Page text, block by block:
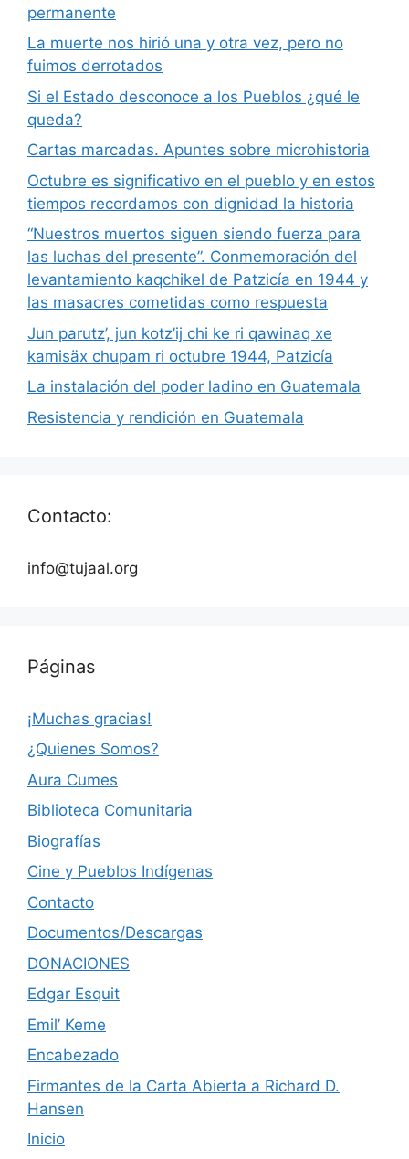
permanente
La muerte nos hirió una y otra vez, pero no
fuimos derrotados
Si el Estado desconoce a los Pueblos ¿qué le
queda?
Cartas marcadas. Apuntes sobre microhistoria
Octubre es significativo en el pueblo y en estos
tiempos recordamos con dignidad la historia
“Nuestros muertos siguen siendo fuerza para
las luchas del presente”. Conmemoración del
levantamiento kaqchikel de Patzicía en 1944 y
las masacres cometidas como respuesta
Jun parutz’, jun kotz’ij chi ke ri qawinaq xe
kamisäx chupam ri octubre 1944, Patzicía
La instalación del poder ladino en Guatemala
Resistencia y rendición en Guatemala
Contacto:
info@tujaal.org
Páginas
¡Muchas gracias!
¿Quienes Somos?
Aura Cumes
Biblioteca Comunitaria
Biografías
Cine y Pueblos Indígenas
Contacto
Documentos/Descargas
DONACIONES
Edgar Esquit
Emil’ Keme
Encabezado
Firmantes de la Carta Abierta a Richard D.
Hansen
Inicio